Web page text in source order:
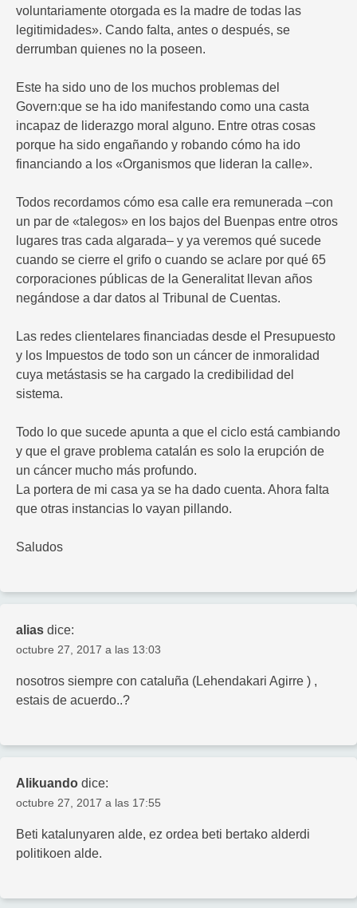
voluntariamente otorgada es la madre de todas las
legitimidades». Cando falta, antes o después, se
derrumban quienes no la poseen.
Este ha sido uno de los muchos problemas del
Govern:que se ha ido manifestando como una casta
incapaz de liderazgo moral alguno. Entre otras cosas
porque ha sido engañando y robando cómo ha ido
financiando a los «Organismos que lideran la calle».
Todos recordamos cómo esa calle era remunerada –con
un par de «talegos» en los bajos del Buenpas entre otros
lugares tras cada algarada– y ya veremos qué sucede
cuando se cierre el grifo o cuando se aclare por qué 65
corporaciones públicas de la Generalitat llevan años
negándose a dar datos al Tribunal de Cuentas.
Las redes clientelares financiadas desde el Presupuesto
y los Impuestos de todo son un cáncer de inmoralidad
cuya metástasis se ha cargado la credibilidad del
sistema.
Todo lo que sucede apunta a que el ciclo está cambiando
y que el grave problema catalán es solo la erupción de
un cáncer mucho más profundo.
La portera de mi casa ya se ha dado cuenta. Ahora falta
que otras instancias lo vayan pillando.
Saludos
alias dice:
octubre 27, 2017 a las 13:03
nosotros siempre con cataluña (Lehendakari Agirre ) ,
estais de acuerdo..?
Alikuando dice:
octubre 27, 2017 a las 17:55
Beti katalunyaren alde, ez ordea beti bertako alderdi
politikoen alde.